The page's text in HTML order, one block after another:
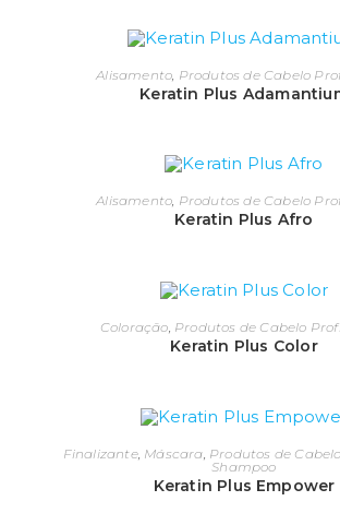
Alisamento Produtos de Cabelo
Keratin Plus
Alisamento, Produtos de Cabelo
Keratin Plus Afro
Coloração Produtos de Cabelo
Keratin Plus Color
Finalizante, Máscara Produtos de
Shampoo
Keratin Plus Empower